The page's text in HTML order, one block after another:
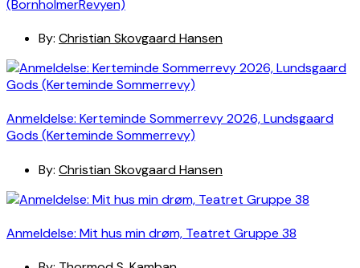
(BornholmerRevyen)
By: Christian Skovgaard Hansen
Anmeldelse: Kerteminde Sommerrevy 2026, Lundsgaard
Gods (Kerteminde Sommerrevy)
By: Christian Skovgaard Hansen
Anmeldelse: Mit hus min drøm, Teatret Gruppe 38